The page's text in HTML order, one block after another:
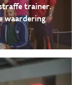
trainer.
waardering